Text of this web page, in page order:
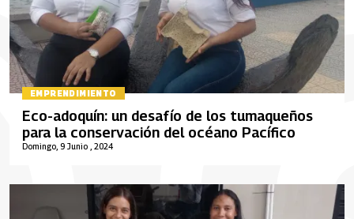
EMPRENDIMIENTO
Domingo, 9 Junio , 2024
Eco-adoquín: un desafío de los tumaqueños
para la conservación del océano Pacífico